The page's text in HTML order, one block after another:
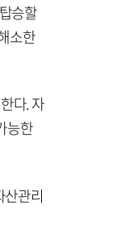
승할
소한
다. 자
능한
산관리